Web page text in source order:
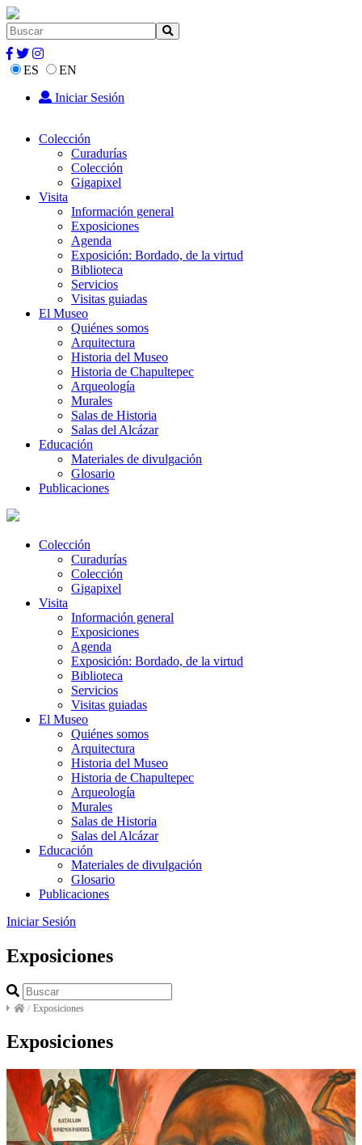
ES
EN
Iniciar Sesión
Colección
Curadurías
Colección
Gigapixel
Visita
Información general
Exposiciones
Agenda
Exposición: Bordado, de la virtud
Biblioteca
Servicios
Visitas guiadas
El Museo
Quiénes somos
Arquitectura
Historia del Museo
Historia de Chapultepec
Arqueología
Murales
Salas de Historia
Salas del Alcázar
Educación
Materiales de divulgación
Glosario
Publicaciones
Colección
Curadurías
Colección
Gigapixel
Visita
Información general
Exposiciones
Agenda
Exposición: Bordado, de la virtud
Biblioteca
Servicios
Visitas guiadas
El Museo
Quiénes somos
Arquitectura
Historia del Museo
Historia de Chapultepec
Arqueología
Murales
Salas de Historia
Salas del Alcázar
Educación
Materiales de divulgación
Glosario
Publicaciones
Iniciar Sesión
Exposiciones
/ Exposiciones
Exposiciones